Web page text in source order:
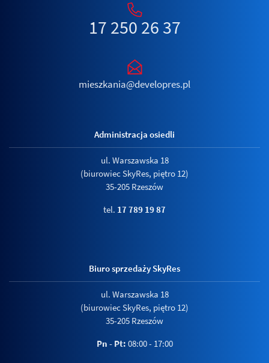
17 250 26 37
mieszkania@developres.pl
Administracja osiedli
ul. Warszawska 18
(biurowiec SkyRes, piętro 12)
35-205 Rzeszów
tel. 17 789 19 87
Biuro sprzedaży SkyRes
ul. Warszawska 18
(biurowiec SkyRes, piętro 12)
35-205 Rzeszów
Pn - Pt: 08:00 - 17:00